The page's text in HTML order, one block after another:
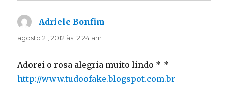
Adriele Bonfim
agosto 21, 2012 às 12:24 am
Adorei o rosa alegria muito lindo *-*
http://www.tudoofake.blogspot.com.br